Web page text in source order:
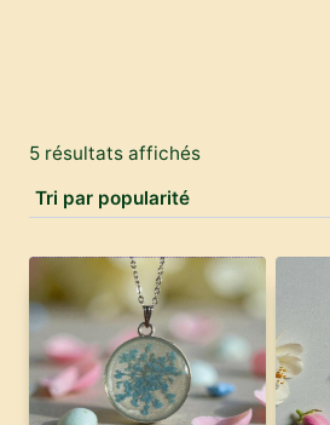
5 résultats affichésTrié
popularité